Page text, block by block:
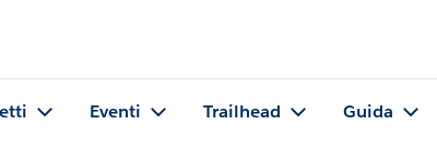
Eventi Trailhead Guida